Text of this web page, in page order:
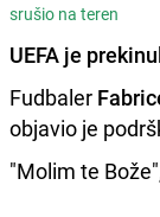
srušio na teren
UEFA je
Fudbaler
objavio je
"Molim te